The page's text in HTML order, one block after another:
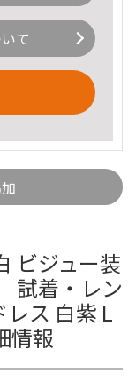
て
ビジュー装
試着・レン
ス 白紫 L
情報